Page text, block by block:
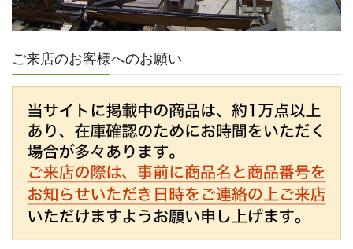
ご来店のお客様へのお願い